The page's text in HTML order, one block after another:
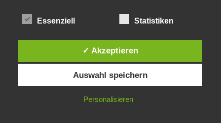
April 2018
November 2017
Diese Website verwendet Cookies. Durch die weitere Nutzung dieser
Website stimmst du der Verwendung von Cookies zu.
IN ORDNUNG
Essenziell Statistiken
✓ Akzeptieren
Auswahl speichern
Personalisieren